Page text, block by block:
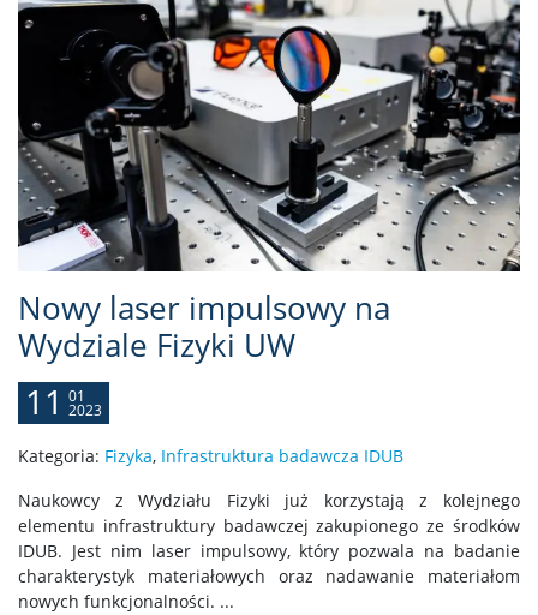
Nowy laser impulsowy na
Wydziale Fizyki UW
11 01
2023
Kategoria: Fizyka, Infrastruktura badawcza IDUB
Naukowcy z Wydziału Fizyki już korzystają z kolejnego
elementu infrastruktury badawczej zakupionego ze środków
IDUB. Jest nim laser impulsowy, który pozwala na badanie
charakterystyk materiałowych oraz nadawanie materiałom
nowych funkcjonalności. ...